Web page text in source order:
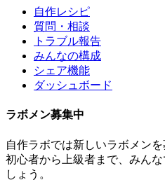
自作レシピ
質問・相談
トラブル報告
みんなの構成
シェア機能
ダッシュボード
ラボメン募集中
自作ラボでは新しいラボメン
初心者から上級者まで、みん
しょう。